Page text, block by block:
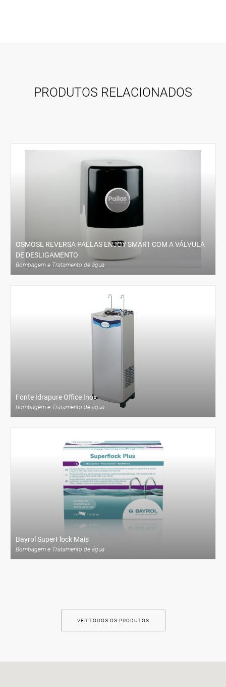
PRODUTOS RELACIONADOS
VER PRODUTO
OSMOSE REVERSA PALLAS ENJOY SMART COM A VÁLVULA
DE DESLIGAMENTO
Bombagem e Tratamento de água
Fonte Idrapure Office Inox
Bombagem e Tratamento de água
VER PRODUTO
ENCOMENDAR
Bayrol SuperFlock Mais
Bombagem e Tratamento de água
VER TODOS OS PRODUTOS